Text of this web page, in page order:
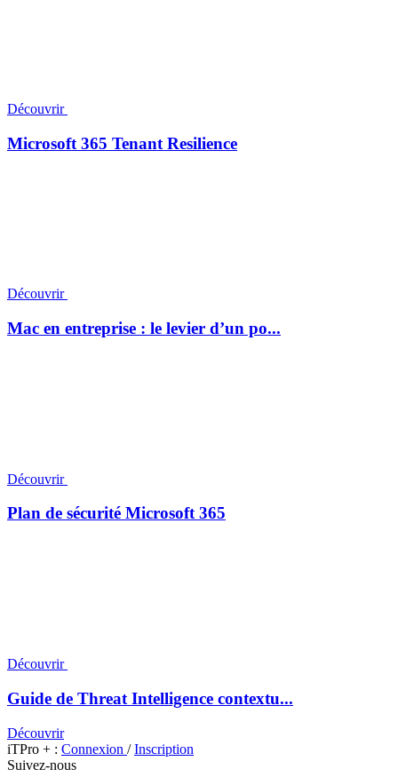
Découvrir
Microsoft 365 Tenant Resilience
Découvrir
Mac en entreprise : le levier d’un po...
Découvrir
Plan de sécurité Microsoft 365
Découvrir
Guide de Threat Intelligence contextu...
Découvrir
iTPro + : Connexion /Inscription
Suivez-nous